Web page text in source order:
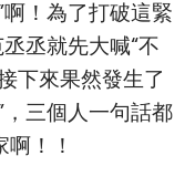
！為了打破這緊
丞就先大喊“不
下來果然發生了
三個人一句話都
！！